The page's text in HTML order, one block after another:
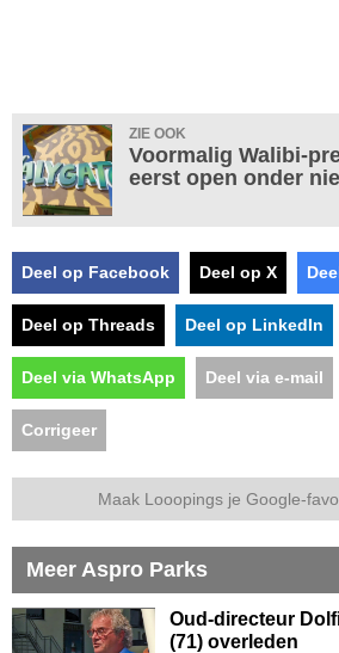
ZIE OOK
Voormalig Walibi-
eerst open onder
Deel op Facebook Deel op X
Deel op Threads Deel op LinkedIn
Deel via WhatsApp Deel via e-mail
Corrigeer
Maak Looopings je Google-
Meer Aspro Parks
Oud-directeur
(71) overleden